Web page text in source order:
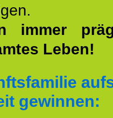
immer
Leben!
gewinnen: